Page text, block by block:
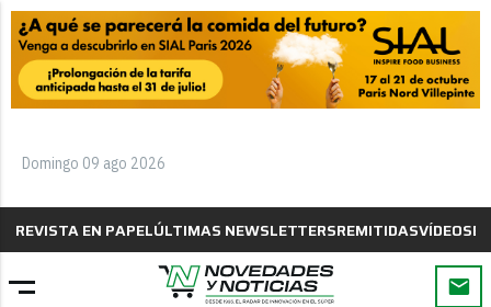
Domingo 09 ago 2026
REVISTA EN PAPELÚLTIMAS NEWSLETTERSREMITIDASVÍDEOS